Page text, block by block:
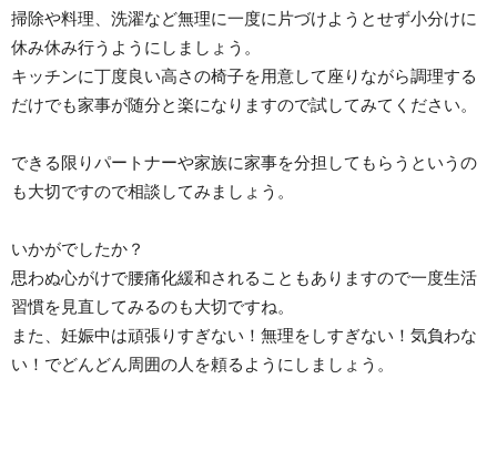
掃除や料理、洗濯など無理に一度に片づけようとせず小分けに
休み休み行うようにしましょう。
キッチンに丁度良い高さの椅子を用意して座りながら調理する
だけでも家事が随分と楽になりますので試してみてください。
できる限りパートナーや家族に家事を分担してもらうというの
も大切ですので相談してみましょう。
いかがでしたか？
思わぬ心がけで腰痛化緩和されることもありますので一度生活
習慣を見直してみるのも大切ですね。
また、妊娠中は頑張りすぎない！無理をしすぎない！気負わな
い！でどんどん周囲の人を頼るようにしましょう。